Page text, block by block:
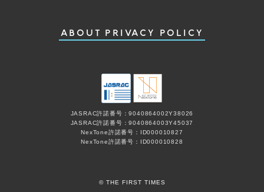
ABOUT PRIVACY POLICY
JASRAC許諾番号：9040864002Y38026
JASRAC許諾番号：9040864003Y45037
NexTone許諾番号：ID000010827
NexTone許諾番号：ID000010828
© THE FIRST TIMES